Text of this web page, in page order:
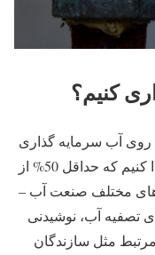
کنیم؟
آب سرمایه گذاری
کنیم؟ در گام اول باید شرکت هایی را پیدا کنیم که حداقل 50% از
های مختلف صنعت آب –
آب، نوشیدنی
مثل سازندگان